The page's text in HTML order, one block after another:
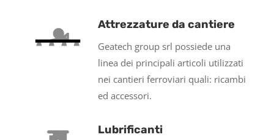
Attrezzature da cantiere
Geatech group srl possiede una
linea dei principali articoli utilizzati
nei cantieri ferroviari quali: ricambi
ed accessori.
Lubrificanti